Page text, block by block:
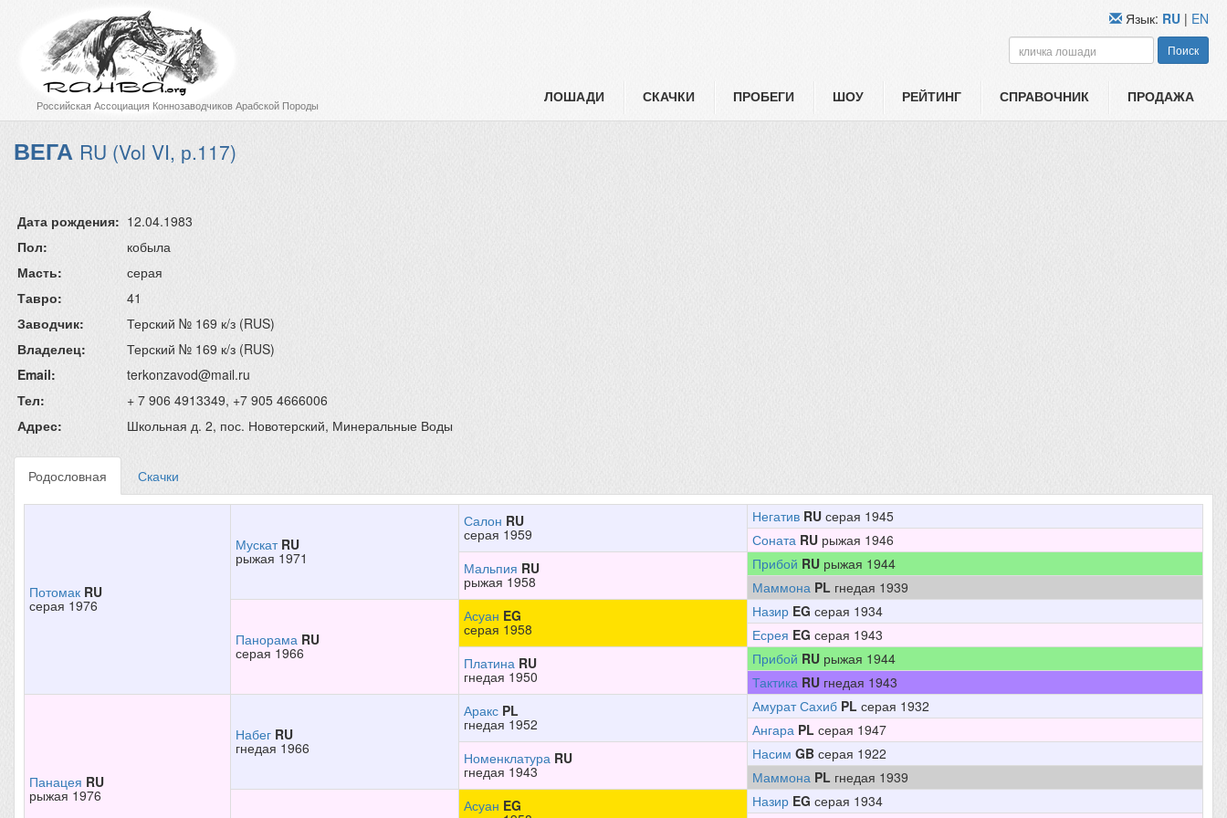
Российская Ассоциация Коннозаводчиков Арабской Породы
ЛОШАДИ СКАЧКИ ПРОБЕГИ ШОУ РЕЙТИНГ СПРАВОЧНИК ПРОДАЖА
Язык: RU | EN
Поиск
ВЕГА RU (Vol VI, р.117)
Дата рождения: 12.04.1983
Пол:
кобыла
Масть:
серая
Тавро:
41
Заводчик:
Терский № 169 к/з (RUS)
Владелец:
Терский № 169 к/з (RUS)
Email:
terkonzavod@mail.ru
Тел:
+ 7 906 4913349, +7 905 4666006
Адрес:
Школьная д. 2, пос. Новотерский, Минеральные Воды
Родословная Скачки
Потомак RU
серая 1976
Мускат RU
рыжая 1971
Салон RU
серая 1959
Негатив RU серая 1945
Соната RU рыжая 1946
Мальпия RU
рыжая 1958
Прибой RU рыжая 1944
Маммона PL гнедая 1939
Панорама RU
серая 1966
Асуан EG
серая 1958
Назир EG серая 1934
Есрея EG серая 1943
Платина RU
гнедая 1950
Прибой RU рыжая 1944
Тактика RU гнедая 1943
Панацея RU
рыжая 1976
Набег RU
гнедая 1966
Аракс PL
гнедая 1952
Амурат Сахиб PL серая 1932
Ангара PL серая 1947
Номенклатура RU
гнедая 1943
Насим GB серая 1922
Маммона PL гнедая 1939
Асуан EG Назир EG серая 1934